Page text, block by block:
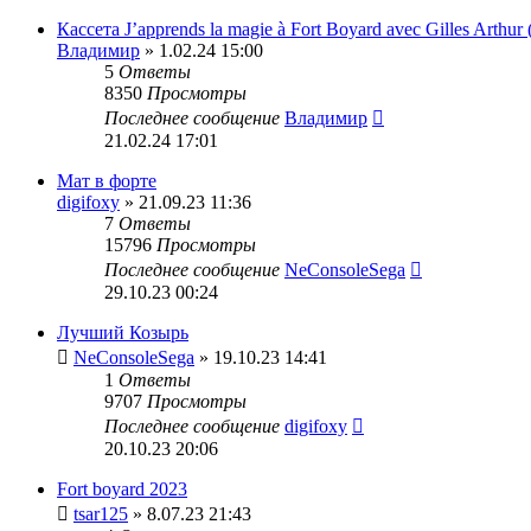
Кассета J’apprends la magie à Fort Boyard avec Gilles Arthur
Владимир » 1.02.24 15:00
5 Ответы
8350 Просмотры
Последнее сообщение Владимир
21.02.24 17:01
Мат в форте
digifoxy » 21.09.23 11:36
7 Ответы
15796 Просмотры
Последнее сообщение NeConsoleSega
29.10.23 00:24
Лучший Козырь
NeConsoleSega » 19.10.23 14:41
1 Ответы
9707 Просмотры
Последнее сообщение digifoxy
20.10.23 20:06
Fort boyard 2023
tsar125 » 8.07.23 21:43